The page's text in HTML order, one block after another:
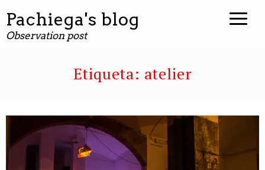
Pachiega's blog
Observation post
Etiqueta: atelier